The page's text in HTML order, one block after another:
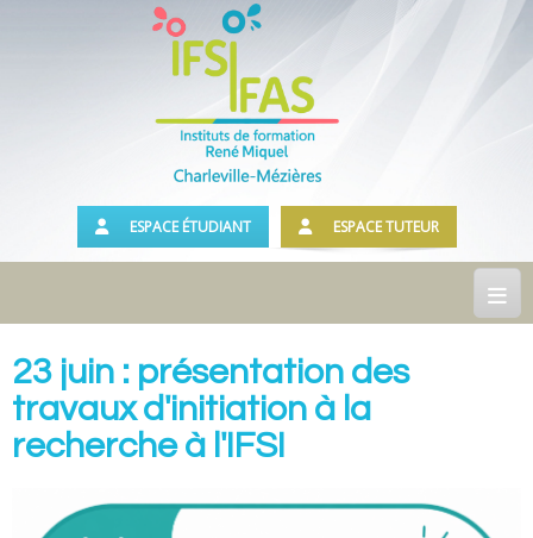
ESPACE ÉTUDIANT ESPACE TUTEUR
Accueil
Présentation
Notre Institut
Les locaux
23 juin : présentation des
travaux d'initiation à la
recherche à l'IFSI